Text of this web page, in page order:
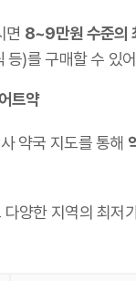
면 8~9만원 수준의
등)를 구매할 수 있
트약
약국 지도를 통해
양한 지역의 최저